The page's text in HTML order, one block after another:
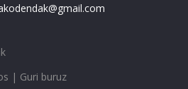
| Guri buruz